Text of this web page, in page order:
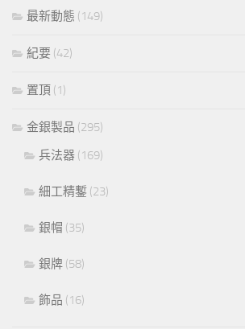
最新動態 (149)
紀要 (42)
置頂 (1)
金銀製品 (295)
兵法器 (169)
細工精鏨 (23)
銀帽 (35)
銀牌 (58)
飾品 (16)